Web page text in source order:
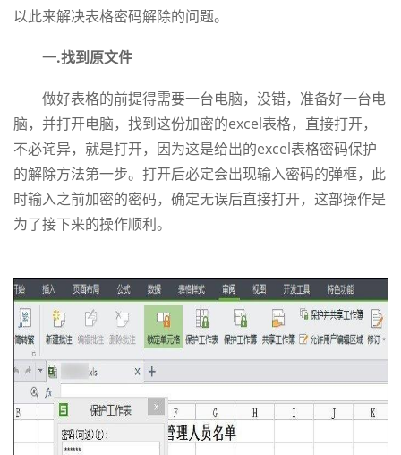
以此来解决表格密码解除的问题。
一.找到原文件
做好表格的前提得需要一台电脑，没错，准备好一台电
脑，并打开电脑，找到这份加密的excel表格，直接打开，
不必诧异，就是打开，因为这是给出的excel表格密码保护
的解除方法第一步。打开后必定会出现输入密码的弹框，此
时输入之前加密的密码，确定无误后直接打开，这部操作是
为了接下来的操作顺利。